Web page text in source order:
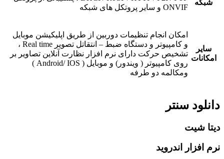
شبکه
ONVIF و سایر پروتکل های شبکه
سایر
امکانات
امکان انجام تنظیمات دوربین از طریق اپلیکیشن موبایل
و کامپیوتر و دستگاه ضبط – انتقاتل تصویر Real time ،
تشخیص حرکت دارای نرم افزار نظارت آنلاین تصاویر بر
روی کامپیوتر ( ویندور) و موبایل ( Android/ IOS )
ومکالمه دو طرفه
دانلود سنتر
دیتا شیت
نرم افزار اندروید